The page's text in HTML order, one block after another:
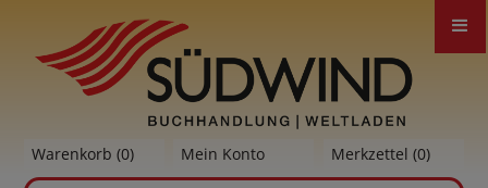
Warenkorb (0) Mein Konto Merkzettel (0)